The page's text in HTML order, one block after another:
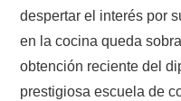
despertar el interés por
en la cocina queda
obtención reciente del
prestigiosa escuela de